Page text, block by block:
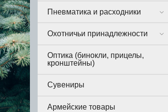
Пневматика и расходники
Охотничьи принадлежности
Оптика (бинокли, прицелы,
кронштейны)
Сувениры
Армейские товары